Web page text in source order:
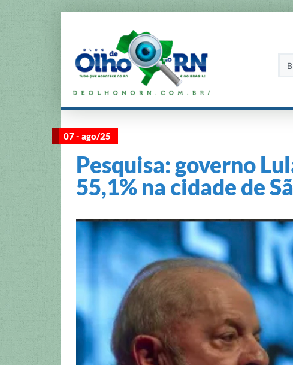
07 - ago/25
Pesquisa: governo
55,1% na cidade de